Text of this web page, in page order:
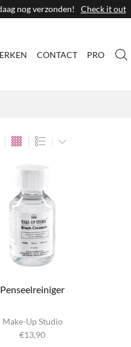
nog verzonden! Check it out
CONTACT PRO
Penseelreiniger
Make-Up Studio
€13,90